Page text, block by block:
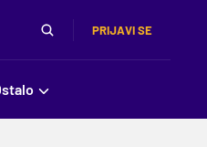
PRIJAVI SE